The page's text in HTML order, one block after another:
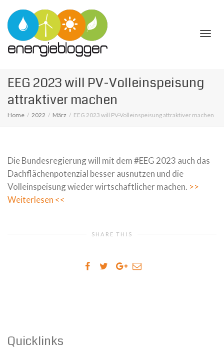
EEG 2023 will PV-Volleinspeisung
attraktiver machen
Home 2022 März EEG 2023 will PV-Volleinspeisung attraktiver machen
Die Bundesregierung will mit dem #EEG 2023 auch das
Dachflächenpotenzial besser ausnutzen und die
Volleinspeisung wieder wirtschaftlicher machen. >>
Weiterlesen <<
SHARE THIS
Quicklinks